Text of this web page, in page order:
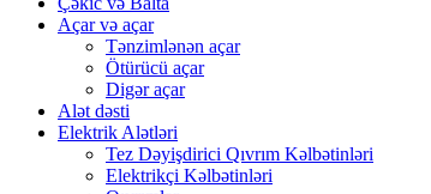
Açar və açar
Tənzimlənən açar
Ötürücü açar
Digər açar
Alət dəsti
Elektrik Alətləri
Tez Dəyişdirici Qıvrım Kəlbətinləri
Elektrikçi Kəlbətinləri